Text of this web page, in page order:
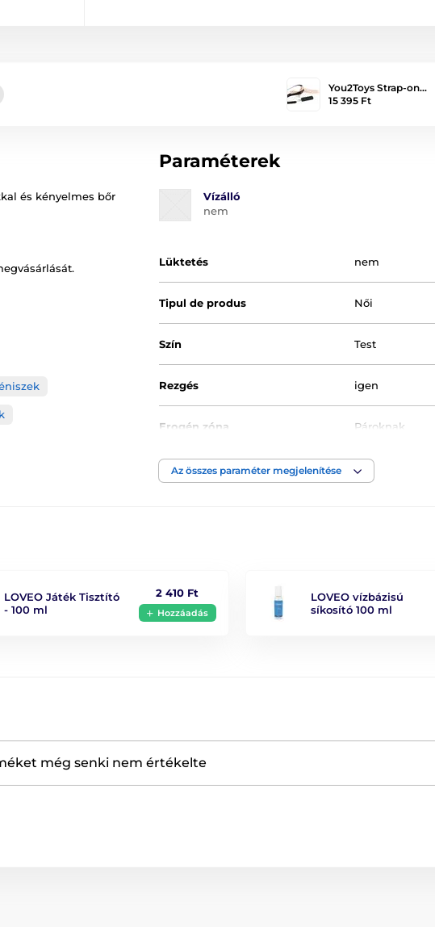
You2Toys Strap-on…
15 395 Ft
és kényelmes bőr
Paraméterek
Vízálló
nem
Lüktetés nem
Tipul de produs Női
Szín Test
Rezgés igen
Erogén zóna Pároknak
Tápegység Klasické baterie
Anyag Gél
Az összes paraméter megjelenítése
LOVEO Játék Tisztító
- 100 ml
2 410 Ft
Hozzáadás
LOVEO vízbázisú
síkosító 100 ml
még senki nem értékelte